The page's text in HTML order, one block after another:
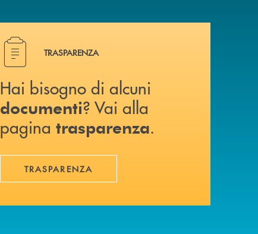
Hai bisogno di alcuni documenti ? Vai alla pagina
TRASPARENZA
Hai bisogno di alcuni
documenti? Vai alla
pagina trasparenza.
TRASPARENZA